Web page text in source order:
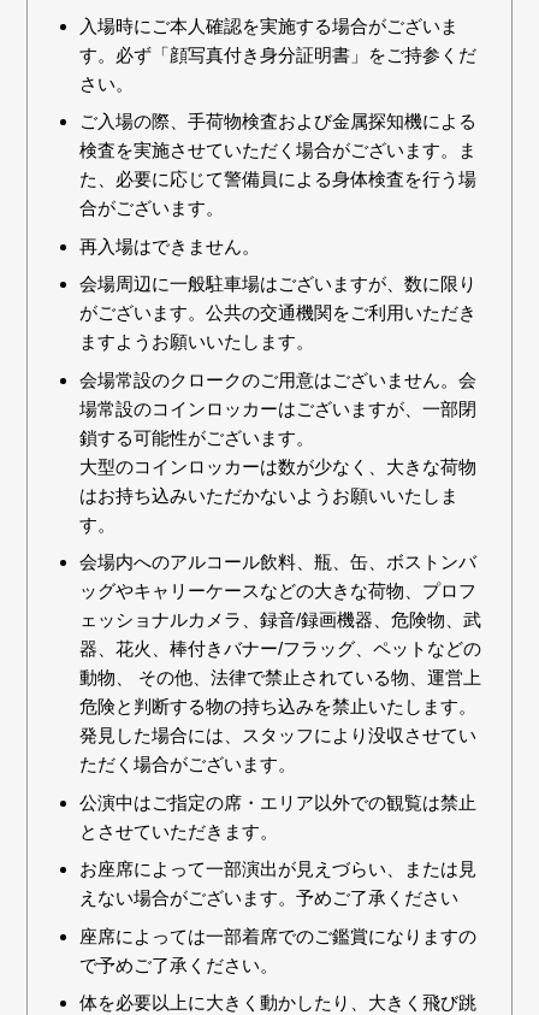
入場時にご本人確認を実施する場合がございま
す。必ず「顔写真付き身分証明書」をご持参くだ
さい。
ご入場の際、手荷物検査および金属探知機による
検査を実施させていただく場合がございます。ま
た、必要に応じて警備員による身体検査を行う場
合がございます。
再入場はできません。
会場周辺に一般駐車場はございますが、数に限り
がございます。公共の交通機関をご利用いただき
ますようお願いいたします。
会場常設のクロークのご用意はございません。会
場常設のコインロッカーはございますが、一部閉
鎖する可能性がございます。
大型のコインロッカーは数が少なく、大きな荷物
はお持ち込みいただかないようお願いいたしま
す。
会場内へのアルコール飲料、瓶、缶、ボストンバ
ッグやキャリーケースなどの大きな荷物、プロフ
ェッショナルカメラ、録音/録画機器、危険物、武
器、花火、棒付きバナー/フラッグ、ペットなどの
動物、 その他、法律で禁止されている物、運営上
危険と判断する物の持ち込みを禁止いたします。
発見した場合には、スタッフにより没収させてい
ただく場合がございます。
公演中はご指定の席・エリア以外での観覧は禁止
とさせていただきます。
お座席によって一部演出が見えづらい、または見
えない場合がございます。予めご了承ください
座席によっては一部着席でのご鑑賞になりますの
で予めご了承ください。
体を必要以上に大きく動かしたり、大きく飛び跳